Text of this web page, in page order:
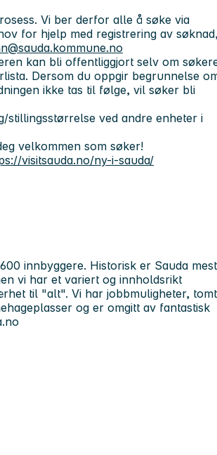
Vi ber derfor alle å søke via
for hjelp med registrering av
kan bli offentliggjort selv om
Dersom du oppgir begrunnelse
ikke tas til følge, vil søker bli
stillingsstørrelse ved andre enheter i
velkommen som søker!
visitsauda.no/ny-i-sauda/
innbyggere. Historisk er Sauda mest
vi har et variert og innholdsrikt
til "alt". Vi har jobbmuligheter,
og er omgitt av fantastisk